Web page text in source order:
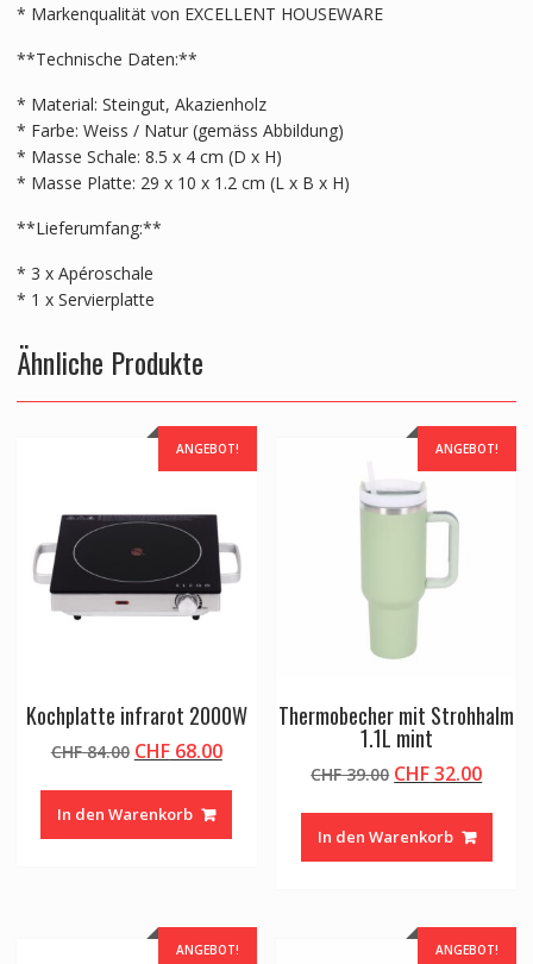
* Markenqualität von EXCELLENT HOUSEWARE
**Technische Daten:**
* Material: Steingut, Akazienholz
* Farbe: Weiss / Natur (gemäss Abbildung)
* Masse Schale: 8.5 x 4 cm (D x H)
* Masse Platte: 29 x 10 x 1.2 cm (L x B x H)
**Lieferumfang:**
* 3 x Apéroschale
* 1 x Servierplatte
Ähnliche Produkte
ANGEBOT!
Kochplatte infrarot 2000W
CHF84.00 Ursprünglicher
war:
CHF 84.00
CHF68.00Aktueller
In den Warenkorb
ANGEBOT!
Thermobecher mit Strohhalm
1.1L mint
CHF39.00 Ursprünglicher
war:
CHF 39.00
CHF32.00
In den Warenkorb
ANGEBOT! ANGEBOT!